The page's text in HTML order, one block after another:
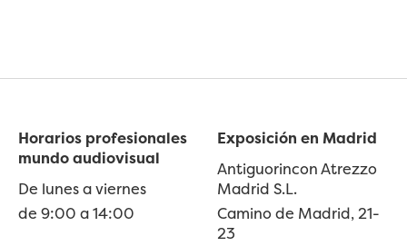
Horarios profesionales
mundo audiovisual
De lunes a viernes
de 9:00 a 14:00
Exposición en Madrid
Antiguorincon Atrezzo
Madrid S.L.
Camino de Madrid, 21-
23